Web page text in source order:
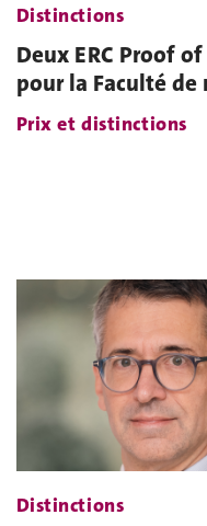
Distinctions
Deux ERC Proof
pour la Faculté de
Prix et distinctions
Distinctions